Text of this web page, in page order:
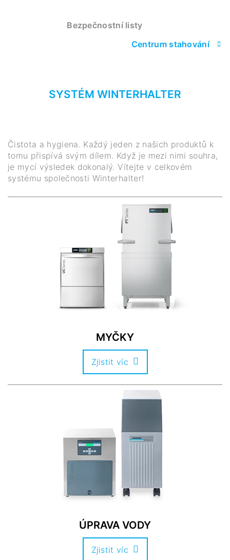
Bezpečnostní listy
Centrum stahování
SYSTÉM WINTERHALTER
Čistota a hygiena. Každý jeden z našich produktů k
tomu přispívá svým dílem. Když je mezi nimi souhra,
je mycí výsledek dokonalý. Vítejte v celkovém
systému společnosti Winterhalter!
MYČKY
Zjistit víc
ÚPRAVA VODY
Zjistit víc